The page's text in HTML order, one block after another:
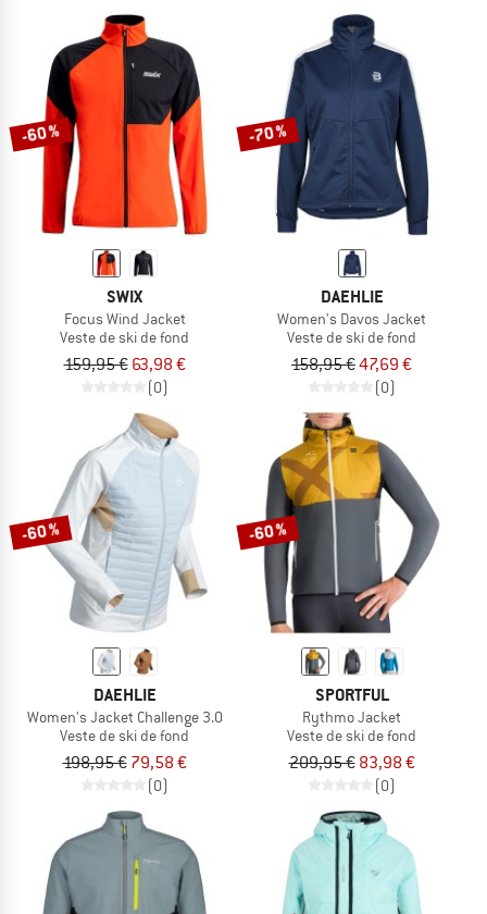
-60 %
SWIX
Focus Wind Jacket
Veste de ski de fond
159,95 € 63,98 €
(0)
-70 %
DAEHLIE
Women's Davos Jacket
Veste de ski de fond
158,95 €47,69 €
(0)
-60 %
DAEHLIE
Women's Jacket Challenge 3.0
Veste de ski de fond
198,95 € 79,58 €
(0)
-60 %
SPORTFUL
Rythmo Jacket
Veste de ski de fond
209,95 € 83,98 €
(0)